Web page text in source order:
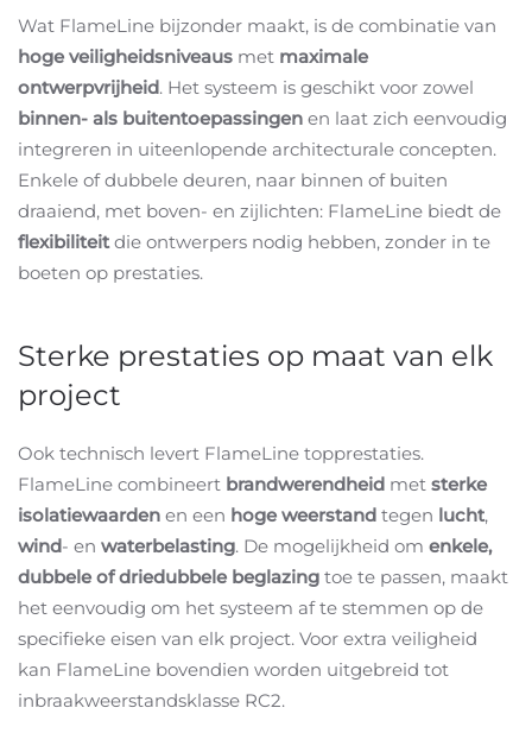
Wat FlameLine bijzonder maakt, is de combinatie van
hoge veiligheidsniveaus met maximale
ontwerpvrijheid. Het systeem is geschikt voor zowel
binnen- als buitentoepassingen en laat zich eenvoudig
integreren in uiteenlopende architecturale concepten.
Enkele of dubbele deuren, naar binnen of buiten
draaiend, met boven- en zijlichten: FlameLine biedt de
flexibiliteitdie ontwerpers nodig hebben, zonder in te
boeten op prestaties.
Sterke prestaties op maat van elk
project
Ook technisch levert FlameLine topprestaties.
FlameLine combineert brandwerendheid met sterke
isolatiewaarden en een hoge weerstand tegen lucht,
wind- en waterbelasting. De mogelijkheid om enkele,
dubbele of driedubbele beglazing toe te passen, maakt
het eenvoudig om het systeem af te stemmen op de
specifieke eisen van elk project. Voor extra veiligheid
kan FlameLine bovendien worden uitgebreid tot
inbraakweerstandsklasse RC2.